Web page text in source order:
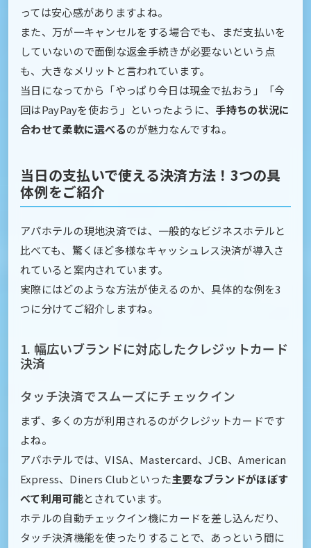
っては安心感がありますよね。
また、万が一キャンセルをする場合でも、まだ支払いを
していないので面倒な返金手続きが必要ないという点
も、大きなメリットと言われています。
当日になってから「やっぱり今日は現金で払おう」「今
回はPayPayを使おう」といったように、 手持ちの状況に
合わせて柔軟に選べるのが魅力なんですね。
当日の支払いで使える決済方法！3つの具
体例をご紹介
アパホテルの現地決済では、一般的なビジネスホテルと
比べても、驚くほど多様なキャッシュレス決済が導入さ
れていると案内されています。
実際にはどのような方法が使えるのか、具体的な例を3
つに分けてご紹介しますね。
1. 幅広いブランドに対応したクレジットカード
決済
タッチ決済でスムーズにチェックイン
まず、多くの方が利用されるのがクレジットカードです
よね。
アパホテルでは、VISA、Mastercard、JCB、American
Express、Diners Clubといった主要なブランドがほぼす
べて利用可能とされています。
ホテルの自動チェックイン機にカードを差し込んだり、
タッチ決済機能を使ったりすることで、あっという間に